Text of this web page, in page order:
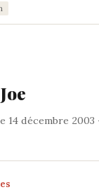
14 décembre 2003